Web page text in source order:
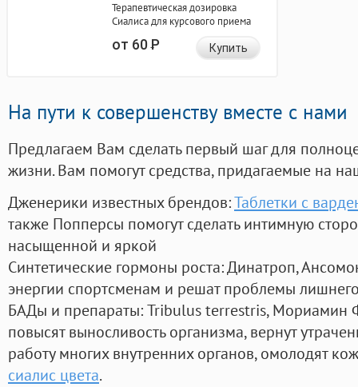
Терапевтическая дозировка
Сиалиса для курсового приема
от 60Р Купить
На пути к совершенству вместе с нами
Предлагаем Вам сделать первый шаг для
жизни. Вам помогут средства, придагаемые на
Дженерики известных брендов:Таблетки с
также Попперсы помогут сделать интимную
насыщенной и яркой
Синтетические гормоны роста: Динатроп,
энергии спортсменам и решат проблемы
БАДы и препараты:Tribulus terrestris, Мориамин
повысят выносливость организма, вернут
работу многих внутренних органов, омолодят
сиалис цвета.